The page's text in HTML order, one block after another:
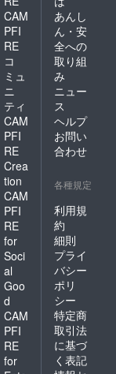
CAM
PFI
RE
コ
ミュ
ニ
ティ
CAM
PFI
RE
Crea
tion
CAM
PFI
RE
for
Soci
al
Goo
d
CAM
PFI
RE
for
あんし
ん・安
全への
取り組
み
ニュー
ス
ヘルプ
お問い
合わせ
各種規定
利用規
約
細則
プライ
バシー
ポリ
シー
特定商
取引法
に基づ
く表記